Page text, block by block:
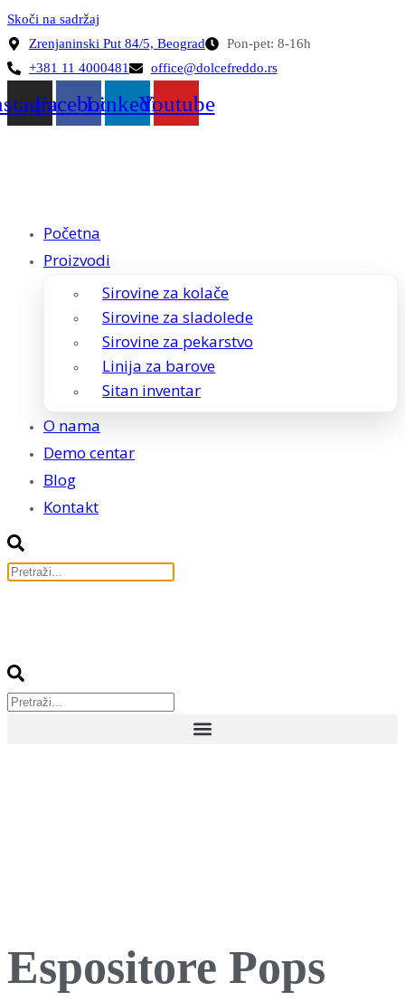
Skoči na sadržaj
Zrenjaninski Put 84/5, Beograd
Pon-pet: 8-16h
+381 11 4000481
office@dolcefreddo.rs
FacebookLinkedinYoutube
Početna
Proizvodi
Sirovine za kolače
Sirovine za sladolede
Sirovine za pekarstvo
Linija za barove
Sitan inventar
O nama
Demo centar
Blog
Kontakt
Espositore Pops